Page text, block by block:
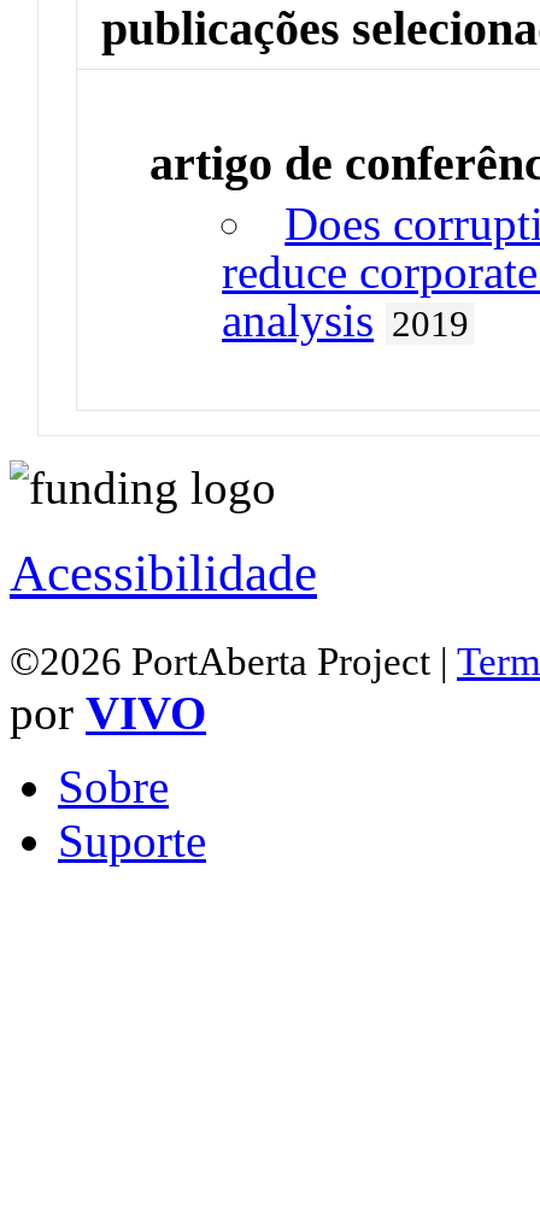
publicações
artigo de
Does
reduce
analysis 2019
Acessibilidade
©2026 PortAberta Project |
por VIVO
Sobre
Suporte